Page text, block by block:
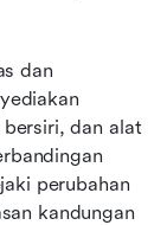
dan
dan alat
perubahan
kandungan